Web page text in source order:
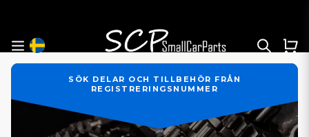
SÖK DELAR OCH TILLBEHÖR FRÅN
REGISTRERINGSNUMMER